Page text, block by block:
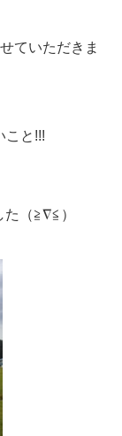
ていただきま
こと!!!
（≧∇≦）